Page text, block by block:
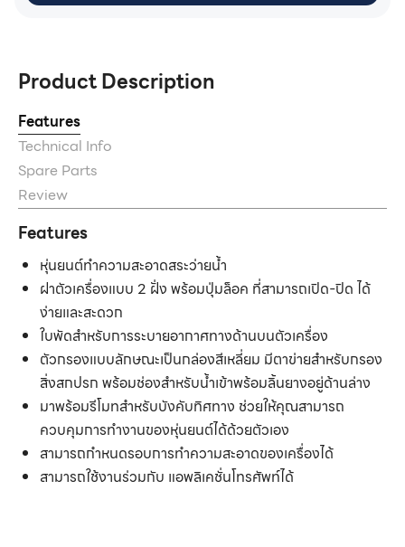
Product Description
Features
Technical Info
Spare Parts
Review
Features
หุ่นยนต์ทำความสะอาดสระว่ายน้ำ
ฝาตัวเครื่องแบบ 2 ฝั่ง พร้อมปุ่มล็อค ที่สามารถเปิด-ปิด ได้
ง่ายและสะดวก
ใบพัดสำหรับการระบายอากาศทางด้านบนตัวเครื่อง
ตัวกรองแบบลักษณะเป็นกล่องสีเหลี่ยม มีตาข่ายสำหรับกรอง
สิ่งสกปรก พร้อมช่องสำหรับน้ำเข้าพร้อมลิ้นยางอยู่ด้านล่าง
มาพร้อมรีโมทสำหรับบังคับทิศทาง ช่วยให้คุณสามารถ
ควบคุมการทำงานของหุ่นยนต์ได้ด้วยตัวเอง
สามารถกำหนดรอบการทำความสะอาดของเครื่องได้
สามารถใช้งานร่วมกับ แอพลิเคชั่นโทรศัพท์ได้